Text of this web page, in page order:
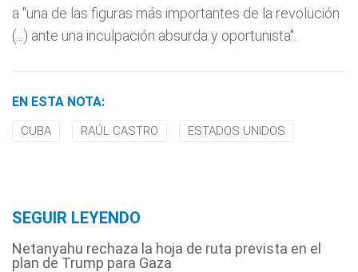
a "una de las figuras más importantes de la revolución
(...) ante una inculpación absurda y oportunista".
EN ESTA NOTA:
CUBA RAÚL CASTRO ESTADOS UNIDOS
SEGUIR LEYENDO
Netanyahu rechaza la hoja de ruta prevista en el
plan de Trump para Gaza